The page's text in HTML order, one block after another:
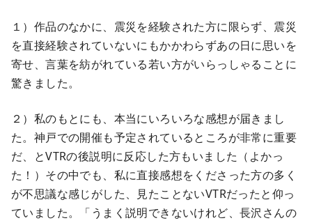
１）作品のなかに、震災を経験された方に限らず、震災
を直接経験されていないにもかかわらずあの日に思いを
寄せ、言葉を紡がれている若い方がいらっしゃることに
驚きました。
２）私のもとにも、本当にいろいろな感想が届きまし
た。神戸での開催も予定されているところが非常に重要
だ、とVTRの後説明に反応した方もいました（よかっ
た！）その中でも、私に直接感想をくださった方の多く
が不思議な感じがした、見たことないVTRだったと仰っ
ていました。「うまく説明できないけれど、長沢さんの